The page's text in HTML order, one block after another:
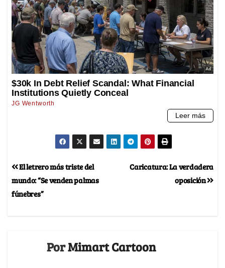
Caricatura: La verdadera
oposición
El letrero más triste del
mundo: “Se venden palmas
fúnebres”
PorMimart Cartoon